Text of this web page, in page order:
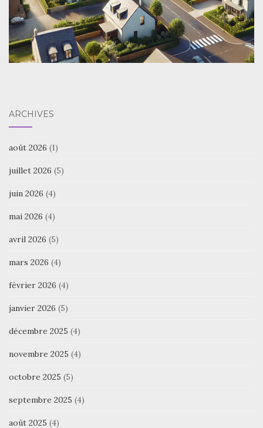
ARCHIVES
août 2026 (1)
juillet 2026 (5)
juin 2026 (4)
mai 2026 (4)
avril 2026 (5)
mars 2026 (4)
février 2026 (4)
janvier 2026 (5)
décembre 2025 (4)
novembre 2025 (4)
octobre 2025 (5)
septembre 2025 (4)
août 2025 (4)